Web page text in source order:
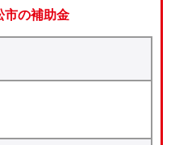
市の補助金